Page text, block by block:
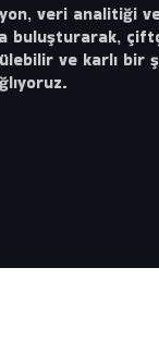
veri analitiği
buluşturarak,
ve karlı bir